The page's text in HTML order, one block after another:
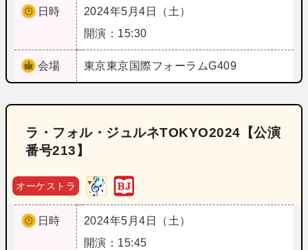
日時
2024年5月4日（土）
開演：15:30
会場 東京東京国際フォーラムG409
ラ・フォル・ジュルネTOKYO2024【公演
番号213】
オーケストラ
日時
2024年5月4日（土）
開演：15:45